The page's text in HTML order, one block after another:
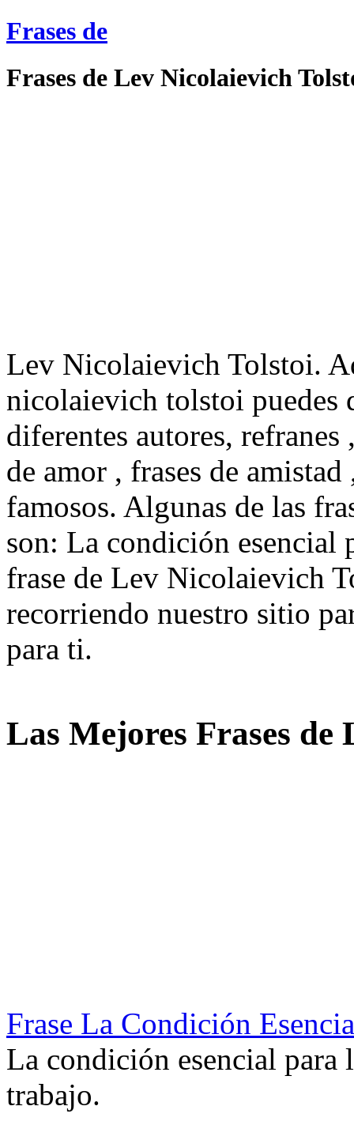
Frases de
Frases de Lev Nicolaievich
Lev Nicolaievich Tolstoi.
nicolaievich tolstoi puedes
diferentes autores,
de amor , frases de
famosos. Algunas de las
son: La condición esencial
frase de Lev Nicolaievich
recorriendo nuestro sitio
para ti.
Las Mejores Frases
Frase La Condición
La condición esencial para
tra­bajo.